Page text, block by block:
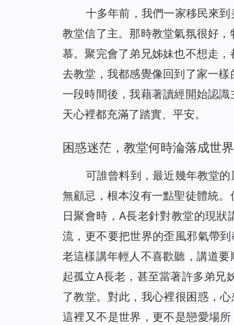
我終於明白了什麼才是有意義的人生（
9 解決禱告中的3個問題，我們的禱告才能
10 注重神的聲音才能迎接到主重歸（有
11 識破撒但詭計後，聚會親近神我不再
12 與其昧著良心工作 不如做誠實人大膽
13 聖經中得救與進天國其實是兩碼事（有
15 身患淋巴癌，是神將我從死亡邊緣救回
聖經裡的話都是神默示的嗎
17 神的拯救，使我脫離了「巫醫」的苦
18 神的話語帶領我走出家人圍攻（有聲
19 看！主耶穌已「駕雲降臨」（有聲讀
20 放下賭博後真輕鬆（有聲讀物）
21 【基督徒必讀】基督徒當如何對待聖
22 神用皮子給亞當夏娃做衣服穿的心意
23 為什麼禁食禱告，教會荒涼的問題還
十多年前，我們一家移民來
教堂信了主。那時教堂氣氛很好
慕。聚完會了弟兄姊妹也不想走
去教堂，我都感覺像回到了家一
一段時間後，我藉著讀經開始認
天心裡都充滿了踏實、平安。
困惑迷茫，教堂何時淪落成世界
可誰曾料到，最近幾年教堂
無顧忌，根本沒有一點聖徒體統
日聚會時，A長老針對教堂的現
流，更不要把世界的歪風邪氣帶
老這樣講年輕人不喜歡聽，講道
起孤立A長老，甚至當著許多弟兄
了教堂。對此，我心裡很困惑，
這裡又不是世界，更不是戀愛場